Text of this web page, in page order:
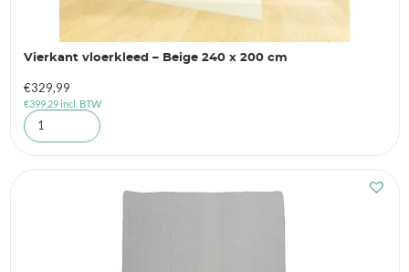
Vierkant vloerkleed – Beige 240 x 200 cm
€329,99
€399,29incl. BTW